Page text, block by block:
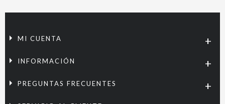
MI CUENTA
INFORMACIÓN
PREGUNTAS FRECUENTES